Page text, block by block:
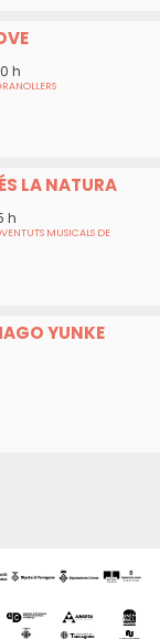
h
LA NATURA
h
MUSICALS DE
YUNKE